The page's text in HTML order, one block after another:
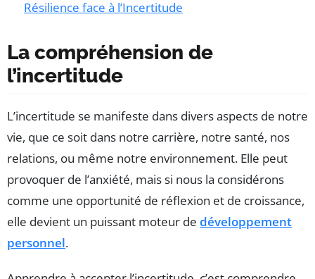
Résilience face à l’Incertitude
La compréhension de
l’incertitude
L’incertitude se manifeste dans divers aspects de notre
vie, que ce soit dans notre carrière, notre santé, nos
relations, ou même notre environnement. Elle peut
provoquer de l’anxiété, mais si nous la considérons
comme une opportunité de réflexion et de croissance,
elle devient un puissant moteur de développement
personnel.